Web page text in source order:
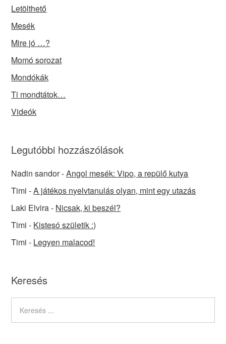
Letölthető
Mesék
Mire jó …?
Momó sorozat
Mondókák
Ti mondtátok…
Videók
Legutóbbi hozzászólások
Nadin sandor-Angol mesék: Vipo, a repülő kutya
Timi -A játékos nyelvtanulás olyan, mint egy utazás
Laki Elvira- Nicsak, ki beszél?
Timi - Kistesó születik :)
Timi - Legyen malacod!
Keresés